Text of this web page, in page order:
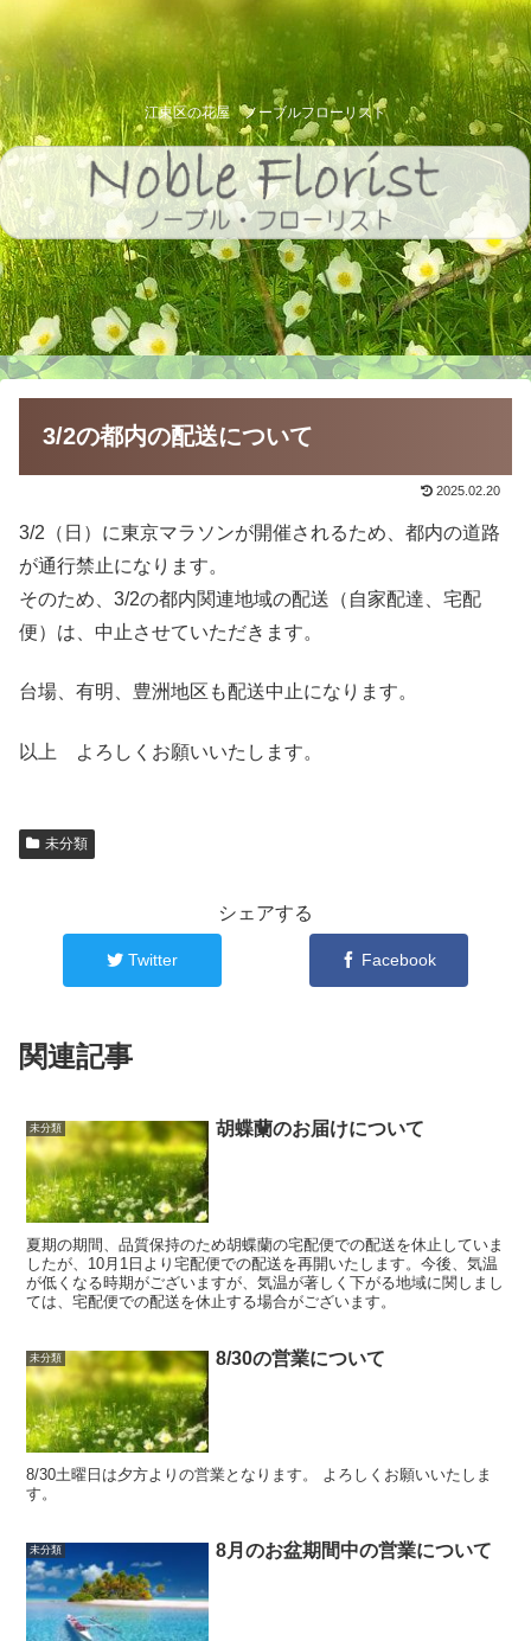
江東区の花屋 ノーブルフローリスト
3/2の都内の配送について
2025.02.20
3/2（日）に東京マラソンが開催されるため、都内の道路
が通行禁止になります。
そのため、3/2の都内関連地域の配送（自家配達、宅配
便）は、中止させていただきます。
台場、有明、豊洲地区も配送中止になります。
以上 よろしくお願いいたします。
未分類
シェアする
Twitter Facebook
関連記事
未分類 胡蝶蘭のお届けについて
夏期の期間、品質保持のため胡蝶蘭の宅配便での配送を休止していま
したが、10月1日より宅配便での配送を再開いたします。今後、気温
が低くなる時期がございますが、気温が著しく下がる地域に関しまし
ては、宅配便での配送を休止する場合がございます。
未分類 8/30の営業について
8/30土曜日は夕方よりの営業となります。 よろしくお願いいたしま
す。
未分類 8月のお盆期間中の営業について